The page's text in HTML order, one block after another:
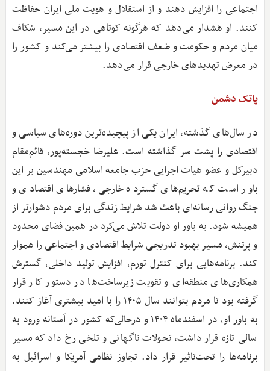
اجتماعی را افزایش دهند و از استقلال و هویت ملی ایران حفاظت
کنند. او هشدار می‌دهد که هرگونه کوتاهی در این مسیر، شکاف
میان مردم و حکومت و ضعف اقتصادی را بیشتر می‌کند و کشور را
در معرض تهدیدهای خارجی قرار می‌دهد.
پاتک دشمن
در سال‌های گذشته، ایران یکی از پیچیده‌ترین دوره‌های سیاسی و
اقتصادی را پشت سر گذاشته است. علیرضا خجسته‌پور، قائم‌مقام
دبیرکل و عضو هیات اجرایی حزب جامعه اسلامی مهندسین بر این
باور است که تحریم‌های گسترده خارجی، فشارهای اقتصادی و
جنگ روانی رسانه‌ای باعث شد شرایط زندگی برای مردم دشوارتر از
همیشه شود. به باور او دولت تلاش می‌کرد در همین فضای محدود
و پرتنش، مسیر بهبود تدریجی شرایط اقتصادی و اجتماعی را هموار
کند. برنامه‌هایی برای کنترل تورم، افزایش تولید داخلی، گسترش
همکاری‌های منطقه‌ای و تقویت زیرساخت‌ها در دستور کار قرار
گرفته بود تا مردم بتوانند سال ۱۴۰۵ را با امید بیشتری آغاز کنند.
به باور او، در اسفندماه ۱۴۰۴ و درحالی‌که کشور در آستانه ورود به
سالی تازه قرار داشت، تحولات ناگهانی و تلخی رخ داد که مسیر
برنامه‌ها را تحت‌تاثیر قرار داد. تجاوز نظامی آمریکا و اسرائیل به